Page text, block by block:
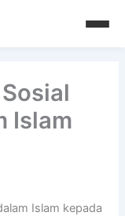
Islam
Islam kepada